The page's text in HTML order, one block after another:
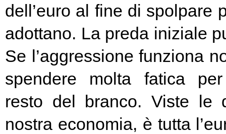
dell’euro al fine di spolpare
adottano. La preda iniziale
Se l’aggressione funziona
spendere molta fatica
resto del branco. Viste le
nostra economia, è tutta